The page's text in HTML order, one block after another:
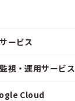
ービス
視・運用サービス
Cloud